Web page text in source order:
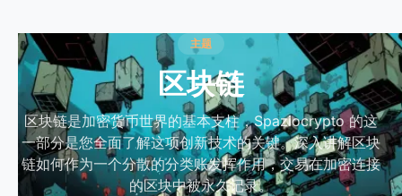
主题
区块链
区块链是加密货币世界的基本支柱，Spaziocrypto 的这
一部分是您全面了解这项创新技术的关键。深入讲解区块
链如何作为一个分散的分类账发挥作用，交易在加密连接
的区块中被永久记录。